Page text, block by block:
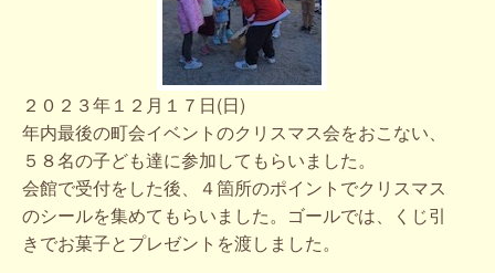
２０２３年１２月１７日(日)
年内最後の町会イベントのクリスマス会をおこない、
５８名の子ども達に参加してもらいました。
会館で受付をした後、４箇所のポイントでクリスマス
のシールを集めてもらいました。ゴールでは、くじ引
きでお菓子とプレゼントを渡しました。